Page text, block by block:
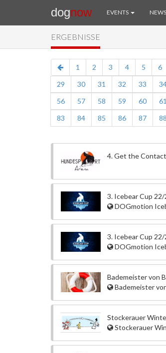
dognow EVENTS NEWS
ERGEBNISSE
1 2 3 4 5 6
29
30 31 32 33
56
57 58 59 60 61
83
84 85 86 87 88
4. Get the Contact
3. Icebear Cup
DOGmotion
3. Icebear Cup
DOGmotion
Bademeister von
Bademeister
Stockerauer
Stockerauer